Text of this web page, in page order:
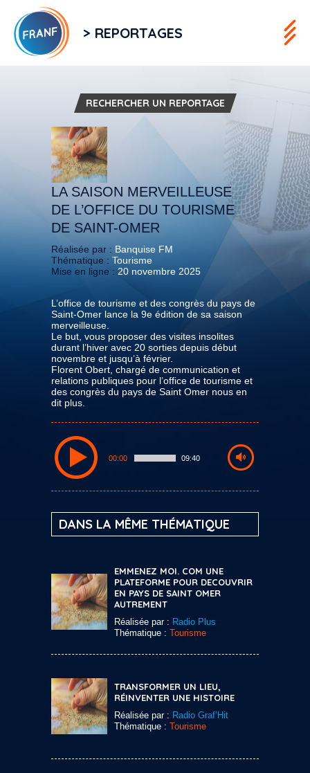
> REPORTAGES
RECHERCHER UN REPORTAGE
LA SAISON MERVEILLEUSE
DE L’OFFICE DU TOURISME
DE SAINT-OMER
Réalisée par : Banquise FM
Thématique : Tourisme
Mise en ligne : 20 novembre 2025
L’office de tourisme et des congrès du pays de
Saint-Omer lance la 9e édition de sa saison
merveilleuse.
Le but, vous proposer des visites insolites
durant l’hiver avec 20 sorties depuis début
novembre et jusqu’à février.
Florent Obert, chargé de communication et
relations publiques pour l’office de tourisme et
des congrès du pays de Saint Omer nous en
dit plus.
00:00 09:40
DANS LA MÊME THÉMATIQUE
EMMENEZ MOI. COM UNE
PLATEFORME POUR DECOUVRIR
EN PAYS DE SAINT OMER
AUTREMENT
Réalisée par : Radio Plus
Thématique : Tourisme
TRANSFORMER UN LIEU,
RÉINVENTER UNE HISTOIRE
Réalisée par : Radio Graf’Hit
Thématique : Tourisme